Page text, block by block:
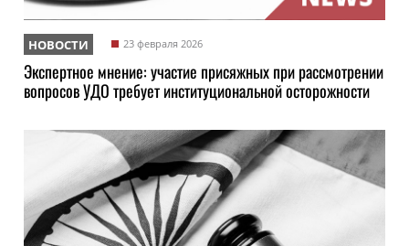
НОВОСТИ 23 февраля 2026
Экспертное мнение: участие присяжных при рассмотрении
вопросов УДО требует институциональной осторожности